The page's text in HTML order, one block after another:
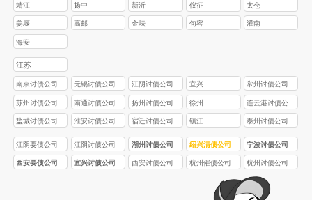
靖江 扬中 新沂 仪征 太仓
姜堰 高邮 金坛 句容 灌南
海安
江苏
南京讨债公司 无锡讨债公司 江阴讨债公司 宜兴 常州讨债公司
苏州讨债公司 南通讨债公司 扬州讨债公司 徐州
连云港讨债公
司
盐城讨债公司 淮安讨债公司 宿迁讨债公司 镇江 泰州讨债公司
江阴要债公司 江阴讨债公司 湖州讨债公司 绍兴清债公司 宁波讨债公司
西安要债公司 宜兴讨债公司 西安讨债公司 杭州催债公司 杭州讨债公司